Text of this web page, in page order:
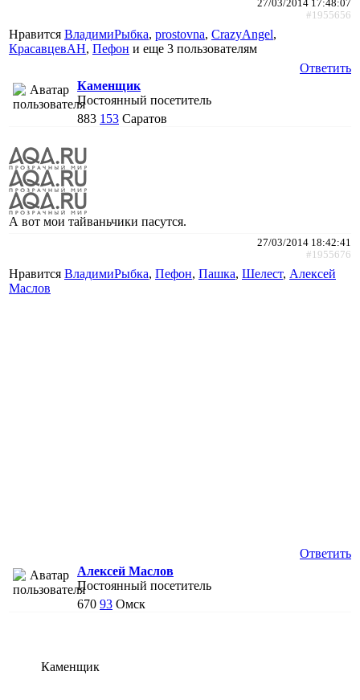
27/03/2014 17:48:07
#1955656
Нравится ВладимиРыбка, prostovna, CrazyAngel,
КрасавцевАН, Пефон и еще 3 пользователям
Ответить
Каменщик
Постоянный посетитель
883 153 Саратов
А вот мои тайваньчики пасутся.
27/03/2014 18:42:41
#1955676
Нравится ВладимиРыбка, Пефон, Пaшкa, Шелест, Алексей
Маслов
Ответить
Алексей Маслов
Постоянный посетитель
670 93 Омск
Каменщик